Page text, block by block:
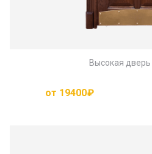
Высокая дверь
от 19400₽